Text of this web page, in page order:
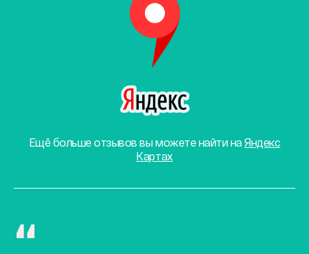
Ещё больше отзывов вы можете найти наЯндекс
Картах